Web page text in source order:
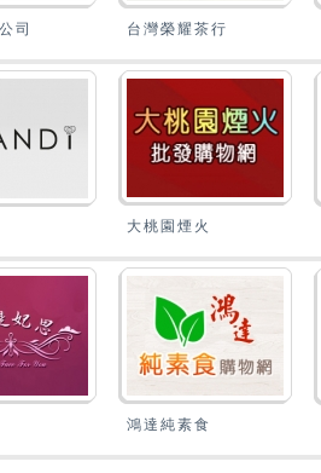
司 台灣榮耀茶行
大桃園煙火
鴻達純素食